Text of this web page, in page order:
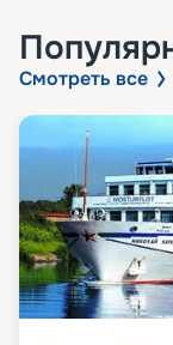
Смотреть все